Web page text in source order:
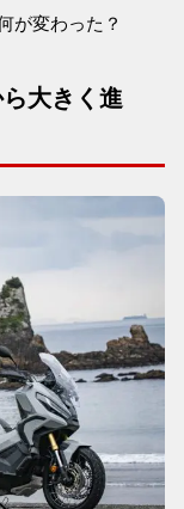
が変わった？
大きく進